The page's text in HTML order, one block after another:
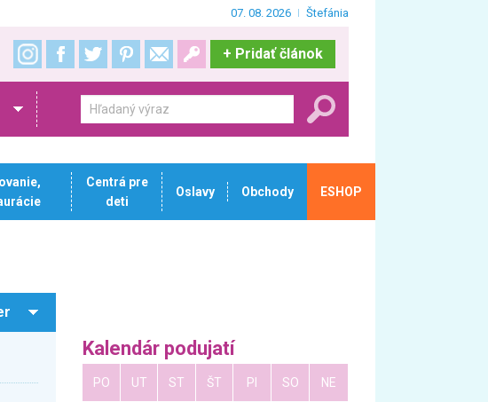
07. 08. 2026 Štefánia
+ Pridať článok
Centrá pre
deti
Oslavy Obchody ESHOP
Kalendár podujatí
PO UT ST ŠT PI SO NE